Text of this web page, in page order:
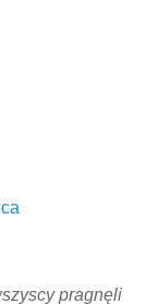
pragnęli